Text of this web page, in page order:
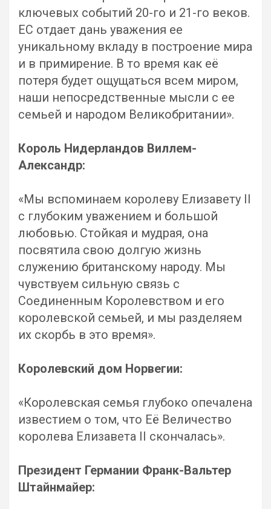
ключевых событий 20-го и 21-го веков.
ЕС отдает дань уважения ее
уникальному вкладу в построение мира
и в примирение. В то время как её
потеря будет ощущаться всем миром,
наши непосредственные мысли с ее
семьей и народом Великобритании».
Король Нидерландов Виллем-
Александр:
«Мы вспоминаем королеву Елизавету II
с глубоким уважением и большой
любовью. Стойкая и мудрая, она
посвятила свою долгую жизнь
служению британскому народу. Мы
чувствуем сильную связь с
Соединенным Королевством и его
королевской семьей, и мы разделяем
их скорбь в это время».
Королевский дом Норвегии:
«Королевская семья глубоко опечалена
известием о том, что Её Величество
королева Елизавета II скончалась».
Президент Германии Франк-Вальтер
Штайнмайер: